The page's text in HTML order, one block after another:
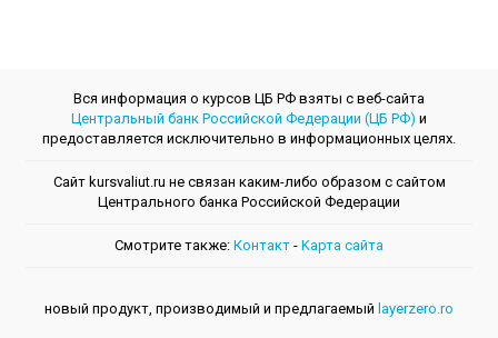
Вся информация о курсов ЦБ РФ взяты с веб-сайта
Центральный банк Российской Федерации (ЦБ РФ) и
предоставляется исключительно в информационных целях.
Сайт kursvaliut.ru не связан каким-либо образом с сайтом
Центрального банкa Российской Федерации
Смотрите также: Контакт - Kарта сайта
новый продукт, производимый и предлагаемый layerzero.ro